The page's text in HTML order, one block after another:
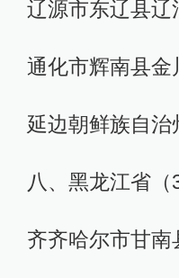
辽源市东辽县辽
通化市辉南县金
延边朝鲜族自
八、黑龙江省（
齐齐哈尔市甘南